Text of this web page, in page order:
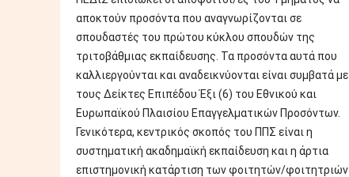
αποκτούν προσόντα που αναγνωρίζονται σε
σπουδαστές του πρώτου κύκλου σπουδών της
τριτοβάθμιας εκπαίδευσης. Τα προσόντα αυτά που
καλλιεργούνται και αναδεικνύονται είναι συμβατά με
τους Δείκτες Επιπέδου Έξι (6) του Εθνικού και
Ευρωπαϊκού Πλαισίου Επαγγελματικών Προσόντων.
Γενικότερα, κεντρικός σκοπός του ΠΠΣ είναι η
συστηματική ακαδημαϊκή εκπαίδευση και η άρτια
επιστημονική κατάρτιση των φοιτητών/φοιτητριών